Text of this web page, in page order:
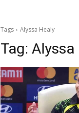
Tags Alyssa Healy
Tag: Alyssa